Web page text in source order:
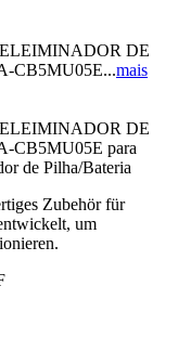
DE
CB5MU05E...mais
DE
CB5MU05E para
de Pilha/Bateria
Zubehör für
um